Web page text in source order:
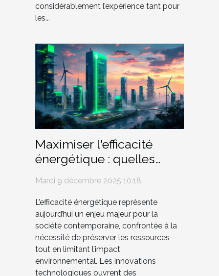
considérablement l’expérience tant pour
les...
Maximiser l'efficacité
énergétique : quelles
?
Mardi 9 décembre 2025 10:18
L’efficacité énergétique représente
aujourd’hui un enjeu majeur pour la
société contemporaine, confrontée à la
nécessité de préserver les ressources
tout en limitant l’impact
environnemental. Les innovations
technologiques ouvrent des